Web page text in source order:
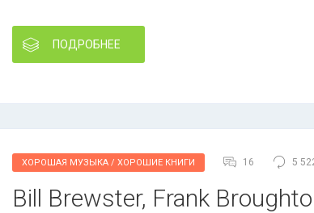
ПОДРОБНЕЕ
ХОРОШАЯ МУЗЫКА / ХОРОШИЕ КНИГИ 16 5
Bill Brewster, Frank